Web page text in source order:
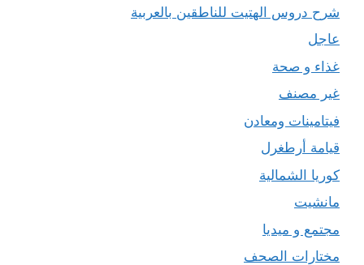
شرح دروس الهتيت للناطقين بالعربية
عاجل
غذاء و صحة
غير مصنف
فيتامينات ومعادن
قيامة أرطغرل
كوريا الشمالية
مانشيت
مجتمع و ميديا
مختارات الصحف